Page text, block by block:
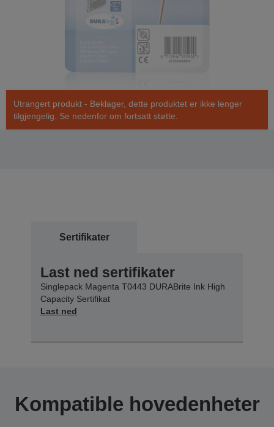
Utrangert produkt - Beklager, dette produktet er ikke lenger
tilgjengelig. Se nedenfor om fortsatt støtte.
Sertifikater
Last ned sertifikater
Singlepack Magenta T0443 DURABrite Ink High
Capacity Sertifikat
Last ned
Kompatible hovedenheter